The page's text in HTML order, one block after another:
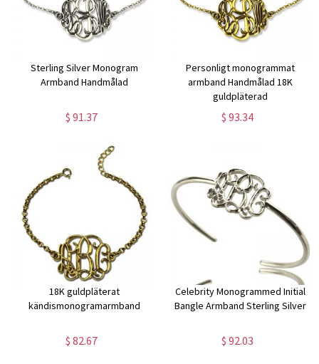
Sterling Silver Monogram
Armband Handmålad
$ 91.37
Personligt monogrammat
armband Handmålad 18K
guldpläterad
$ 93.34
18K guldpläterat
kändismonogramarmband
$ 82.67
Celebrity Monogrammed Initial
Bangle Armband Sterling Silver
$ 92.03